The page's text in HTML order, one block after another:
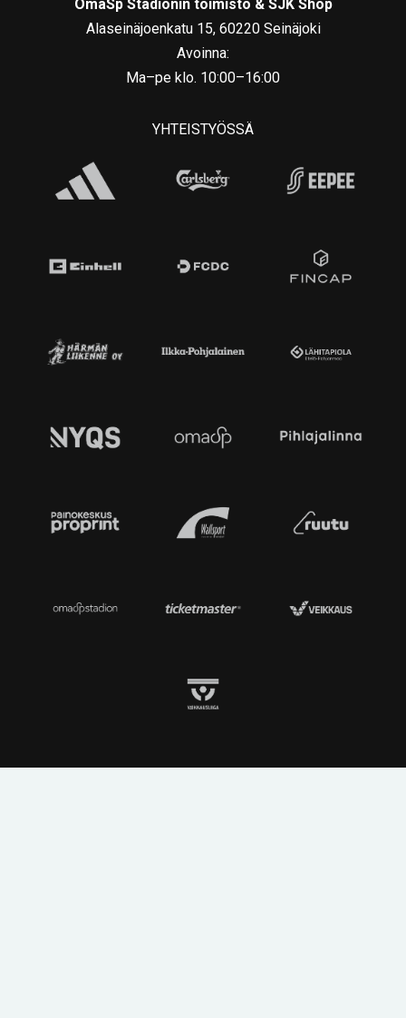
OmaSp Stadionin toimisto & SJK Shop
Alaseinäjoenkatu 15, 60220 Seinäjoki
Avoinna:
Ma–pe klo. 10:00–16:00
YHTEISTYÖSSÄ